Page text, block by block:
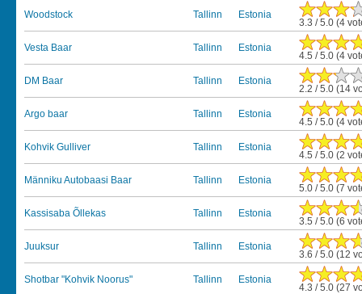
Woodstock Tallinn Estonia
3.3 / 5.0 (4
Vesta Baar Tallinn Estonia
4.5 / 5.0 (4
DM Baar Tallinn Estonia
2.2 / 5.0 (14
Argo baar Tallinn Estonia
4.5 / 5.0 (4
Kohvik Gulliver Tallinn Estonia
4.5 / 5.0 (2
Männiku Autobaasi Baar Tallinn Estonia
5.0 / 5.0 (7
Kassisaba Õllekas Tallinn Estonia
3.5 / 5.0 (6
Juuksur Tallinn Estonia
3.6 / 5.0 (12
Shotbar "Kohvik Noorus" Tallinn Estonia
4.3 / 5.0 (27